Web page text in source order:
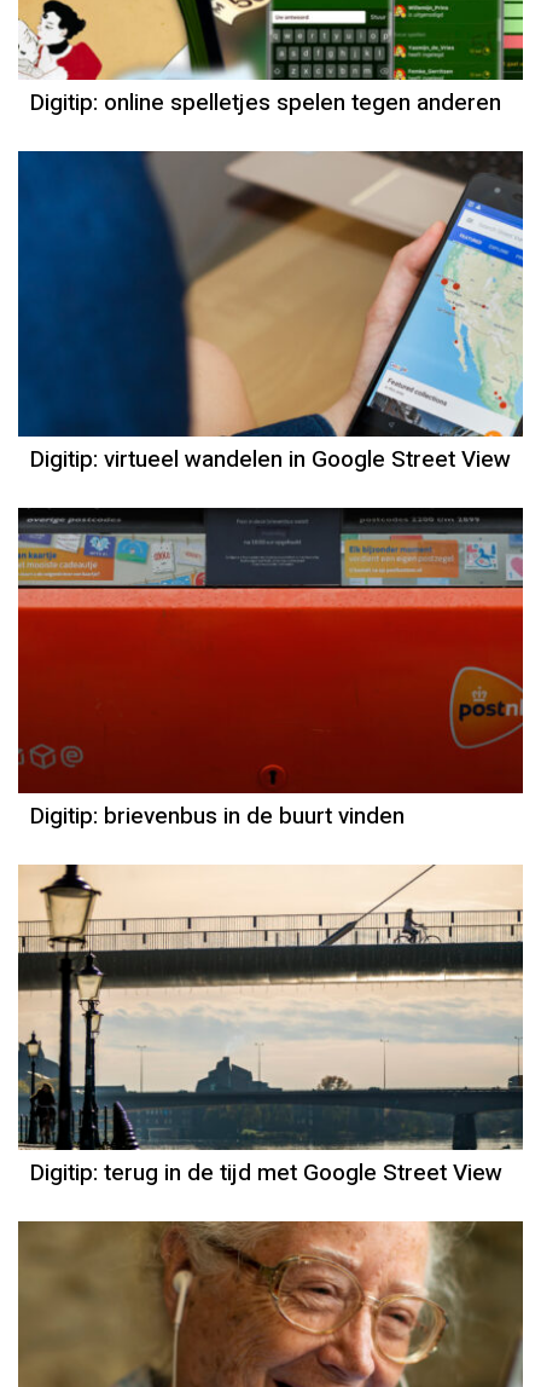
Digitip: online spelletjes spelen tegen anderen
Digitip: virtueel wandelen in Google Street View
Digitip: brievenbus in de buurt vinden
Digitip: terug in de tijd met Google Street View